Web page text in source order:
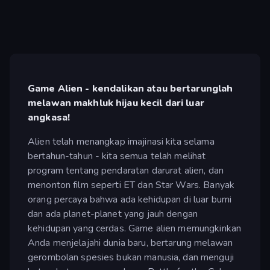
Game Alien - kendalikan atau bertarunglah
melawan makhluk hijau kecil dari luar
angkasa!
Alien telah menangkap imajinasi kita selama
bertahun-tahun - kita semua telah melihat
program tentang pendaratan darurat alien, dan
menonton film seperti ET dan Star Wars. Banyak
orang percaya bahwa ada kehidupan di luar bumi
dan ada planet-planet yang jauh dengan
kehidupan yang cerdas. Game alien memungkinkan
Anda menjelajahi dunia baru, bertarung melawan
gerombolan spesies bukan manusia, dan menguji